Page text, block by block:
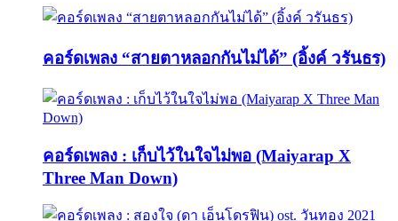
คอร์ดเพลง “สายตาหลอกกันไม่ได้” (อิ้งค์ วรันธร)
คอร์ดเพลง : เก็บไว้ในใจไม่พอ (Maiyarap X
Three Man Down)